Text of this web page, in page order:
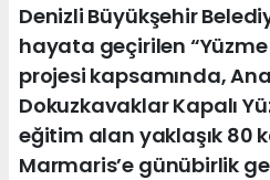
Denizli Büyükşehir
hayata geçirilen
projesi kapsamında,
Dokuzkavaklar Kapalı
eğitim alan yaklaşık 80
Marmaris’e günübirlik